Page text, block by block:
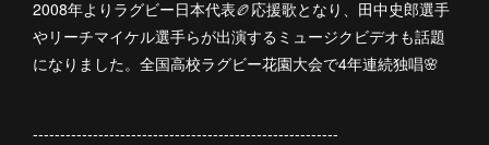
2008年よりラグビー日本代表🏉応援歌となり、田中史郎選手
やリーチマイケル選手らが出演するミュージクビデオも話題
になりました。全国高校ラグビー花園大会で4年連続独唱🌸
--------------------------------------------------------